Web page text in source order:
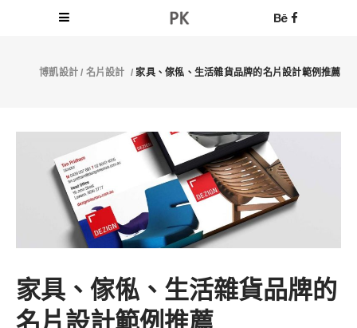
博凱設計 / 名片設計 /家具、傢俬、生活雜貨品牌的名片設計範例推薦
家具、傢俬、生活雜貨品牌的
名片設計範例推薦